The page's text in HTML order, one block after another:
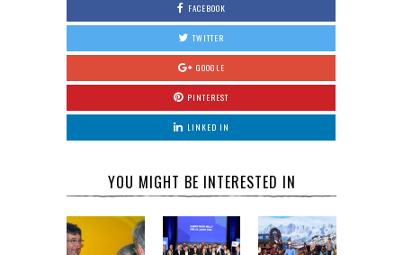
FACEBOOK
TWITTER
GOOGLE
PINTEREST
LINKED IN
YOU MIGHT BE INTERESTED IN